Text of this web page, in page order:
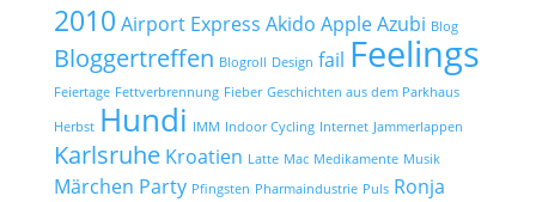
2010 Airport Express Akido AppleAzubi Blog
Bloggertreffen Blogroll Design fail Feelings
Feiertage Fettverbrennung Fieber Geschichten aus dem Parkhaus
Herbst Hundi IMM Indoor Cycling Internet Jammerlappen
Karlsruhe Kroatien Latte Mac Medikamente Musik
Märchen Party Pfingsten Pharmaindustrie Puls Ronja